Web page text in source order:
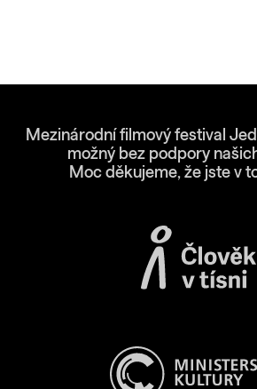
Mezinárodní filmový festival
možný bez podpory
Moc děkujeme, že jste v